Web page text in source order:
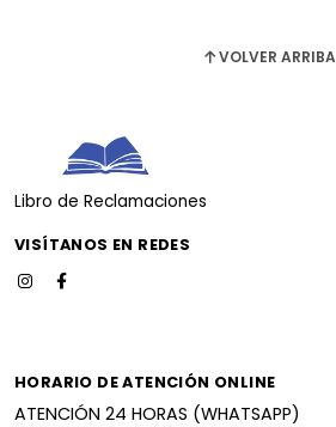
VOLVER ARRIBA
Libro de Reclamaciones
VISÍTANOS EN REDES
HORARIO DE ATENCIÓN ONLINE
ATENCIÓN 24 HORAS (WHATSAPP)